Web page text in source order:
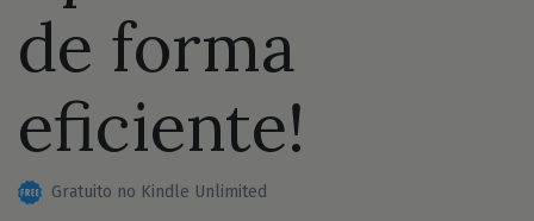
de forma
eficiente!
Gratuito no Kindle Unlimited